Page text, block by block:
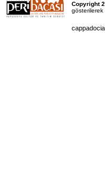
Copyright
gösterilerek